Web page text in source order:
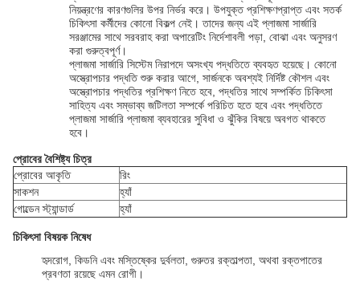
নিয়ন্ত্রণের কারণগুলির উপর নির্ভর করে। উপযুক্ত প্রশিক্ষণপ্রাপ্ত এবং সতর্ক
চিকিৎসা কর্মীদের কোনো বিকল্প নেই। তাদের জন্য এই প্লাজমা সার্জারি
সরঞ্জামের সাথে সরবরাহ করা অপারেটিং নির্দেশাবলী পড়া, বোঝা এবং অনুসরণ
করা গুরুত্বপূর্ণ।
প্লাজমা সার্জারি সিস্টেম নিরাপদে অসংখ্য পদ্ধতিতে ব্যবহৃত হয়েছে। কোনো
অস্ত্রোপচার পদ্ধতি শুরু করার আগে, সার্জনকে অবশ্যই নির্দিষ্ট কৌশল এবং
অস্ত্রোপচার পদ্ধতির প্রশিক্ষণ নিতে হবে, পদ্ধতির সাথে সম্পর্কিত চিকিৎসা
সাহিত্য এবং সম্ভাব্য জটিলতা সম্পর্কে পরিচিত হতে হবে এবং পদ্ধতিতে
প্লাজমা সার্জারি প্লাজমা ব্যবহারের সুবিধা ও ঝুঁকির বিষয়ে অবগত থাকতে
হবে।
প্রোবের বৈশিষ্ট্য চিত্র
প্রোবের আকৃতি
রিং
সাকশন
হ্যাঁ
গোল্ডেন স্ট্যান্ডার্ড
হ্যাঁ
চিকিৎসা বিষয়ক নিষেধ
হৃদরোগ, কিডনি এবং মস্তিষ্কের দুর্বলতা, গুরুতর রক্তাল্পতা, অথবা রক্তপাতের
প্রবণতা রয়েছে এমন রোগী।